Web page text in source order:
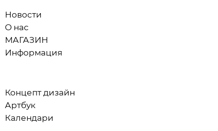
Новости
О нас
МАГАЗИН
Информация
Концепт дизайн
Артбук
Календари